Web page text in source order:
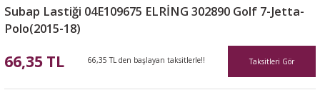
Subap Lastiği 04E109675 ELRİNG 302890 Golf 7-Jetta-
Polo(2015-18)
66,35 TL 66,35 TL den başlayan taksitlerle!! Taksitleri Gör